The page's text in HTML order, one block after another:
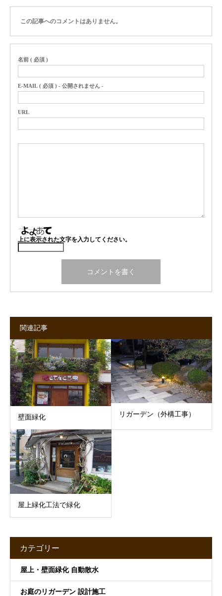
この記事へのコメントはありません。
名前 ( 必須 )
E-MAIL ( 必須 ) - 公開されません -
URL
上に表示された文字を入力してください。
関連記事
壁面緑化 リガーデン（外構工事）
屋上緑化工法で緑化
カテゴリー
屋上・壁面緑化 自動散水
お庭のリガーデン 設計施工